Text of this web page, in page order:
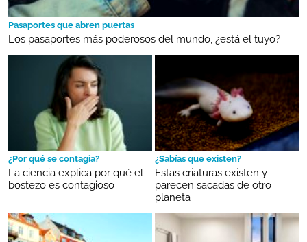
Pasaportes que abren puertas
Los pasaportes más poderosos del mundo, ¿está el tuyo?
¿Por qué se contagia?
La ciencia explica por qué el
bostezo es contagioso
¿Sabías que existen?
Estas criaturas existen y
parecen sacadas de otro
planeta